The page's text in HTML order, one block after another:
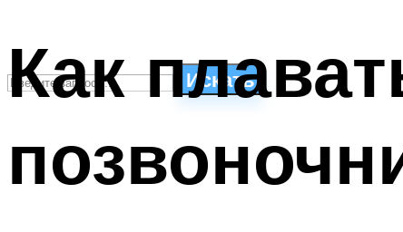
Искать
ПЛАВАНЬЕ ДЛЯ ДЕТЕЙ
ПЛАВАНЬЕ ДЛЯ ПОХУДЕНИЯ
Как